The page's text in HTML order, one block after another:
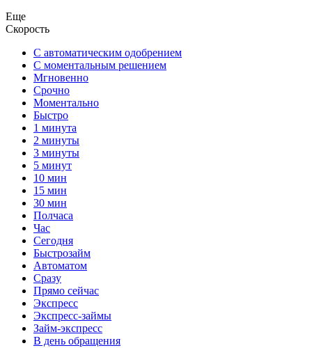
Еще
Скорость
С автоматическим одобрением
С моментальным решением
Мгновенно
Срочно
Моментально
Быстро
1 минута
2 минуты
3 минуты
5 минут
10 мин
15 мин
30 мин
Полчаса
Час
Сегодня
Быстрозайм
Автоматом
Сразу
Прямо сейчас
Экспресс
Экспресс-займы
Займ-экспресс
В день обращения